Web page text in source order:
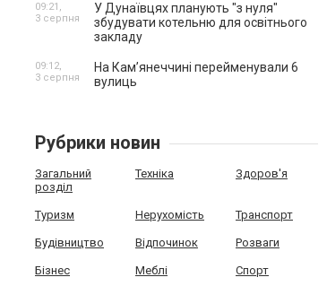
У Дунаївцях планують "з нуля"
збудувати котельню для освітнього
закладу
09:21,
3 серпня
На Камʼянеччині перейменували 6
вулиць
09:12,
3 серпня
Рубрики новин
Загальний
розділ
Техніка Здоров'я
Туризм Нерухомість Транспорт
Будівництво Відпочинок Розваги
Бізнес Меблі Спорт